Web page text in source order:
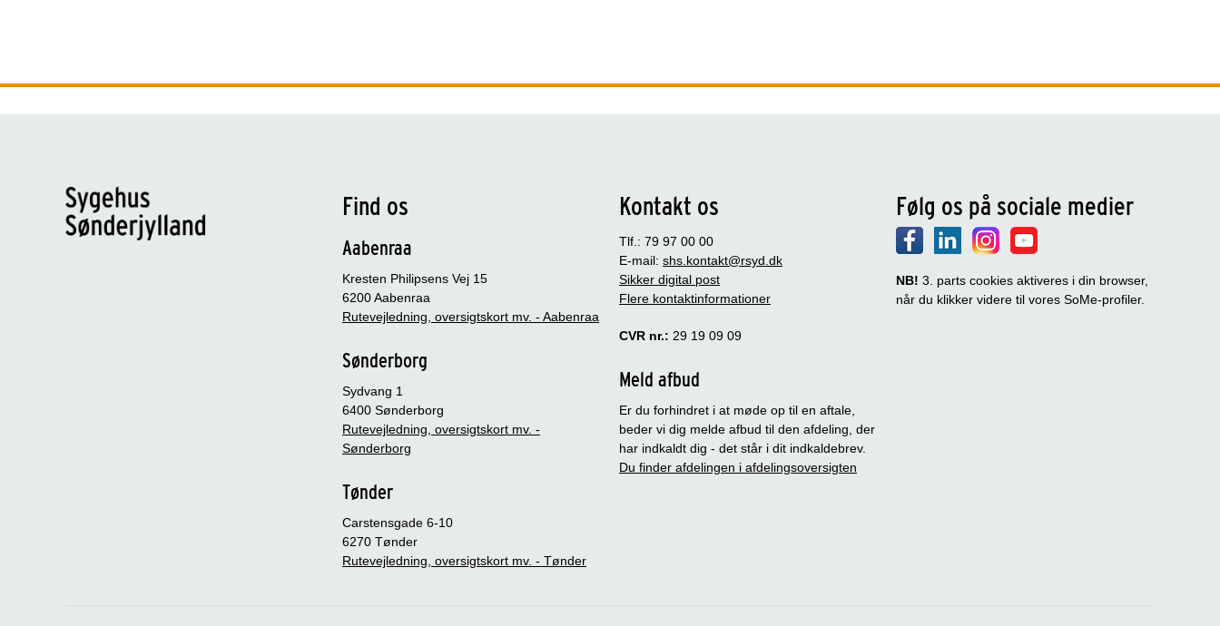
Find os
Aabenraa
Kresten Philipsens Vej 15
6200 Aabenraa
Rutevejledning, oversigtskort mv. - Aabenraa
Sønderborg
Sydvang 1
6400 Sønderborg
Rutevejledning, oversigtskort mv. -
Sønderborg
Tønder
Carstensgade 6-10
6270 Tønder
Rutevejledning, oversigtskort mv. - Tønder
Kontakt os
Tlf.: 79 97 00 00
E-mail: shs.kontakt@rsyd.dk
Sikker digital post
Flere kontaktinformationer
CVR nr.: 29 19 09 09
Meld afbud
Er du forhindret i at møde op til en aftale,
beder vi dig melde afbud til den afdeling, der
har indkaldt dig - det står i dit indkaldebrev.
Du finder afdelingen i afdelingsoversigten
Følg os på sociale medier
NB! 3. parts cookies aktiveres i din browser,
når du klikker videre til vores SoMe-profiler.